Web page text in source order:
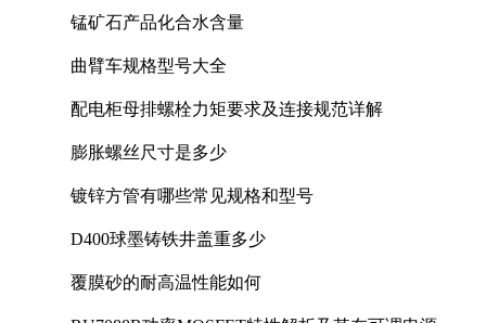
锰矿石产品化合水含量
曲臂车规格型号大全
配电柜母排螺栓力矩要求及连接规范详解
膨胀螺丝尺寸是多少
镀锌方管有哪些常见规格和型号
D400球墨铸铁井盖重多少
覆膜砂的耐高温性能如何